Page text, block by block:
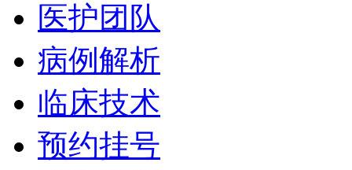
医护团队
病例解析
临床技术
预约挂号